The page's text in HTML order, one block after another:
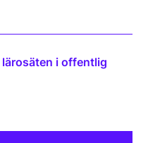
i offentlig